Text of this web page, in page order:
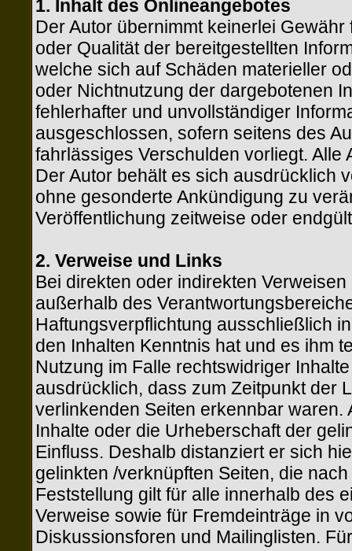
1. Inhalt des Onlineangebotes
Der Autor übernimmt keinerlei
oder Qualität der bereitgestellten
welche sich auf Schäden materieller
oder Nichtnutzung der dargebotenen
fehlerhafter und unvollständiger
ausgeschlossen, sofern seitens des
fahrlässiges Verschulden vorliegt.
Der Autor behält es sich ausdrücklich
ohne gesonderte Ankündigung zu
Veröffentlichung zeitweise oder
2. Verweise und Links
Bei direkten oder indirekten
außerhalb des
Haftungsverpflichtung ausschließlich
den Inhalten Kenntnis hat und es ihm
Nutzung im Falle rechtswidriger
ausdrücklich, dass zum Zeitpunkt der
verlinkenden Seiten erkennbar
Inhalte oder die Urheberschaft der
Einfluss. Deshalb distanziert er sich
gelinkten /verknüpften Seiten, die
Feststellung gilt für alle innerhalb des
Verweise sowie für Fremdeinträge in
Diskussionsforen und Mailinglisten.